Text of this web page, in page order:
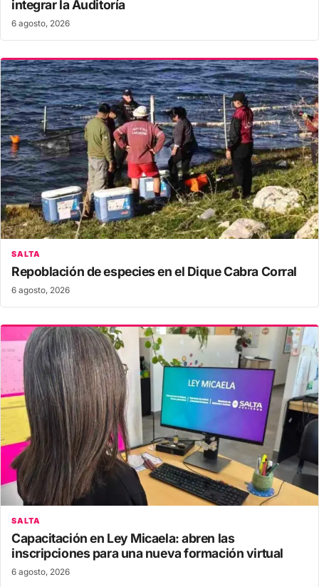
integrar la Auditoría
6 agosto, 2026
SALTA
Repoblación de especies en el Dique Cabra Corral
6 agosto, 2026
SALTA
Capacitación en Ley Micaela: abren las
inscripciones para una nueva formación virtual
6 agosto, 2026